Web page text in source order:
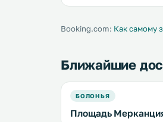
Booking.com: Как самому
Ближайшие
БОЛОНЬЯ
Площадь